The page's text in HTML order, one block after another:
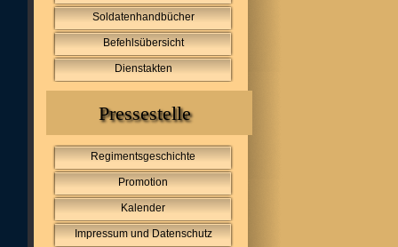
Soldatenhandbücher
Befehlsübersicht
Dienstakten
Pressestelle
Regimentsgeschichte
Promotion
Kalender
Impressum und Datenschutz